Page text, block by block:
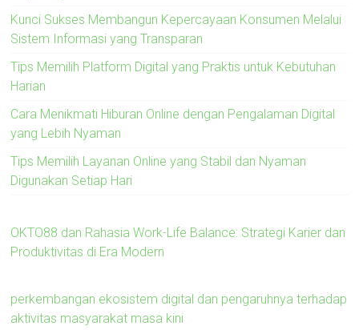
Kunci Sukses Membangun Kepercayaan Konsumen Melalui
Sistem Informasi yang Transparan
Tips Memilih Platform Digital yang Praktis untuk Kebutuhan
Harian
Cara Menikmati Hiburan Online dengan Pengalaman Digital
yang Lebih Nyaman
Tips Memilih Layanan Online yang Stabil dan Nyaman
Digunakan Setiap Hari
OKTO88 dan Rahasia Work-Life Balance: Strategi Karier dan
Produktivitas di Era Modern
perkembangan ekosistem digital dan pengaruhnya terhadap
aktivitas masyarakat masa kini